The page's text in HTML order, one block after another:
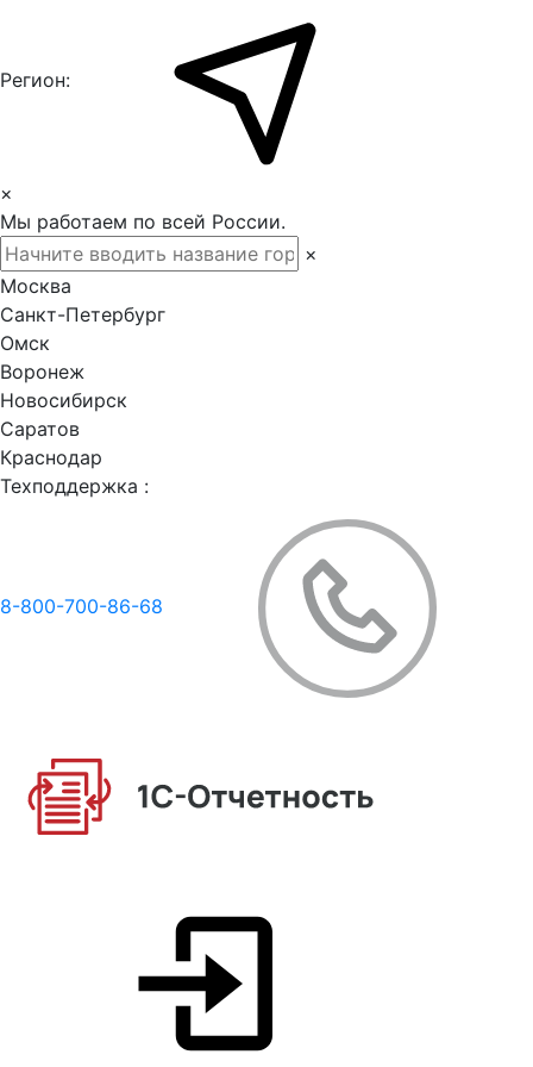
Регион:
×
Мы работаем по всей России.
×
Москва
Санкт-Петербург
Омск
Воронеж
Новосибирск
Саратов
Краснодар
Техподдержка :
8-800-700-86-68